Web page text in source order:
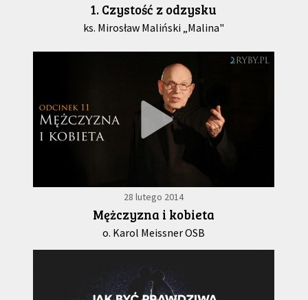
1. Czystość z odzysku
ks. Mirosław Maliński „Malina"
28 lutego 2014
Mężczyzna i kobieta
o. Karol Meissner OSB